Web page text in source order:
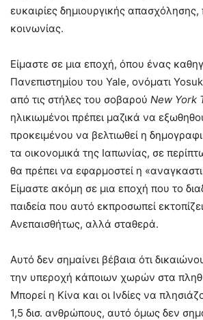
ευκαιρίες δημιουργικής
κοινωνίας.
Είμαστε σε μια εποχή, όπου ένας
Πανεπιστημίου του Yale, ονόματι
από τις στήλες του σοβαρού New York
ηλικιωμένοι πρέπει μαζικά να
προκειμένου να βελτιωθεί η
τα οικονομικά της Ιαπωνίας, σε
θα πρέπει να εφαρμοστεί η
Είμαστε ακόμη σε μια εποχή που το
παιδεία που αυτό εκπροσωπεί
Ανεπαισθήτως, αλλά σταθερά.
Αυτό δεν σημαίνει βέβαια ότι
την υπεροχή κάποιων χωρών στα
Μπορεί η Κίνα και οι Ινδίες να
1,5 δισ. ανθρώπους, αυτό όμως δεν